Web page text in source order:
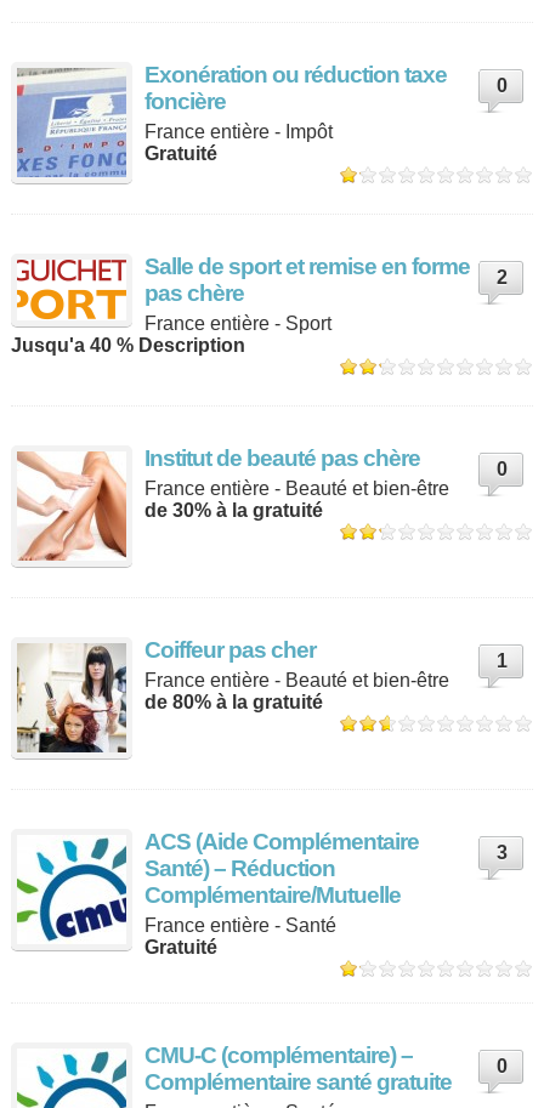
Exonération ou réduction taxe
foncière
0
France entière - Impôt
Gratuité
Salle de sport et remise en forme
pas chère
2
France entière - Sport
Jusqu'a 40 % Description
Institut de beauté pas chère
0
France entière - Beauté et bien-être
de 30% à la gratuité
Coiffeur pas cher
1
France entière - Beauté et bien-être
de 80% à la gratuité
ACS (Aide Complémentaire
Santé) – Réduction
Complémentaire/Mutuelle
3
France entière - Santé
Gratuité
CMU-C (complémentaire) –
Complémentaire santé gratuite
0